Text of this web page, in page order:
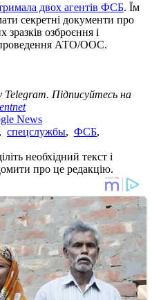
двох агентів ФСБ. Їм
секретні документи про
зразків озброєння і
проведення АТО/ООС.
Telegram. Підписуйтесь на
News
, спецслужбы, ФСБ,
необхідний текст і
про це редакцію.